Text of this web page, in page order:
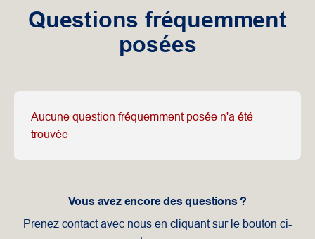
Questions fréquemment
posées
Aucune question fréquemment posée n'a été
trouvée
Vous avez encore des questions ?
Prenez contact avec nous en cliquant sur le bouton ci-